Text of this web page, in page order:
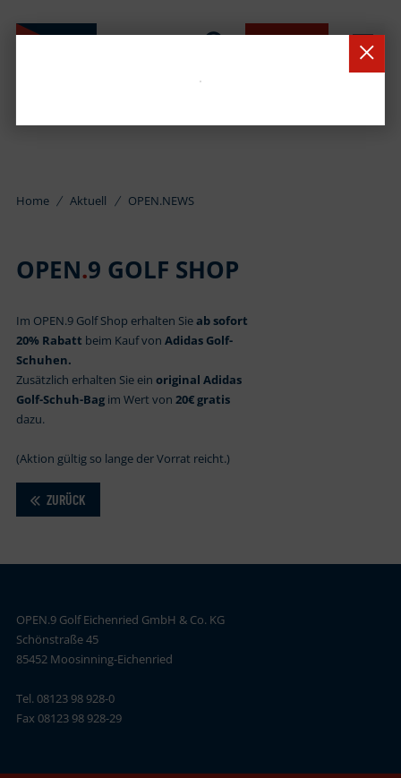
Home Aktuell OPEN.NEWS
OPEN.9 GOLF SHOP
Im OPEN.9 Golf Shop erhalten Sieab sofort
20% Rabatt beim Kauf von Adidas Golf-
Schuhen.
Zusätzlich erhalten Sie ein original Adidas
Golf-Schuh-Bagim Wert von 20€ gratis
dazu.
(Aktion gültig so lange der Vorrat reicht.)
ZURÜCK
OPEN.9 Golf Eichenried GmbH & Co. KG
Schönstraße 45
85452 Moosinning-Eichenried
Tel. 08123 98 928-0
Fax 08123 98 928-29